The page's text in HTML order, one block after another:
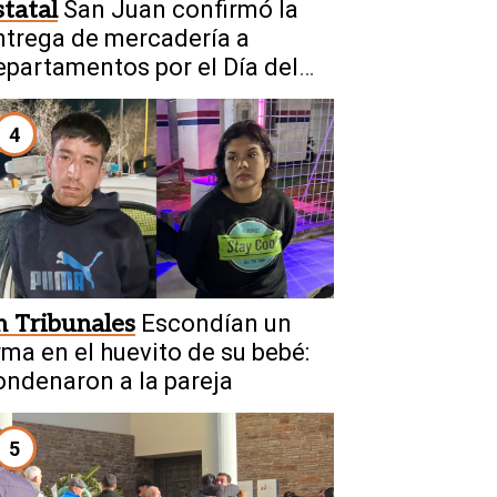
San Juan confirmó la
de mercadería a
por el Día del
4
Tribunales Escondían un
en el huevito de su bebé:
a la pareja
5